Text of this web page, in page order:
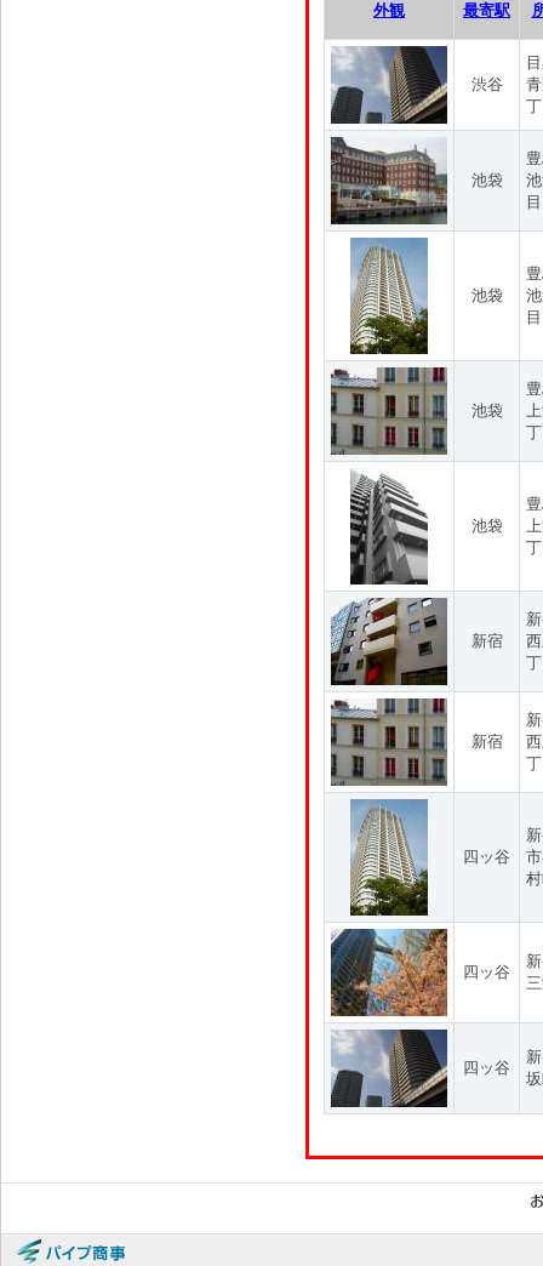
外観 最寄駅
渋谷
池袋
池袋
目
池袋
池袋
新宿
新宿
四ッ谷
四ッ谷
四ッ谷